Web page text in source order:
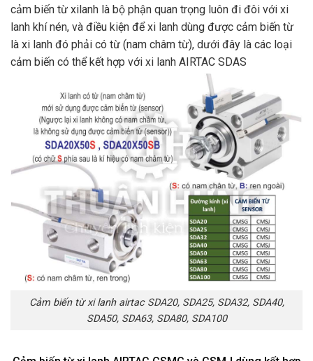
cảm biến từ xilanh là bộ phận quan trọng luôn đi đôi với xi
lanh khí nén, và điều kiện để xi lanh dùng được cảm biến từ
là xi lanh đó phải có từ (nam châm từ), dưới đây là các loại
cảm biến có thể kết hợp với xi lanh AIRTAC SDAS
Cảm biến từ xi lanh airtac SDA20, SDA25, SDA32, SDA40,
SDA50, SDA63, SDA80, SDA100